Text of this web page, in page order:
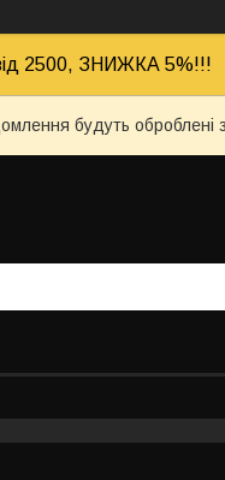
2500, ЗНИЖКА 5%!!!
будуть